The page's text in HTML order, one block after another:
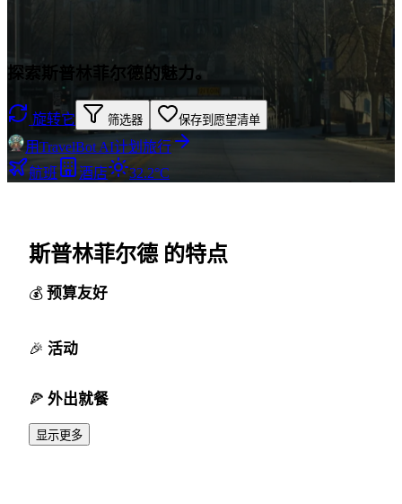
探索斯普林菲尔德的魅力。
旋转它 筛选器 保存到愿望清单
用TravelBot AI计划旅行
航班
酒店 32.2°C
斯普林菲尔德 的特点
预算友好
活动
外出就餐
显示更多